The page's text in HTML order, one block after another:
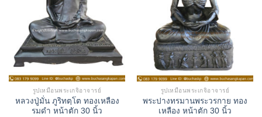
รูปเหมือนพระเกจิอาจารย์
หลวงปู่มั่น ภูริทตฺโต ทองเหลือง
รมดำ หน้าตัก 30 นิ้ว
รูปเหมือนพระเกจิอาจารย์
พระปางทรมานพระวรกาย ทอง
เหลือง หน้าตัก 30 นิ้ว